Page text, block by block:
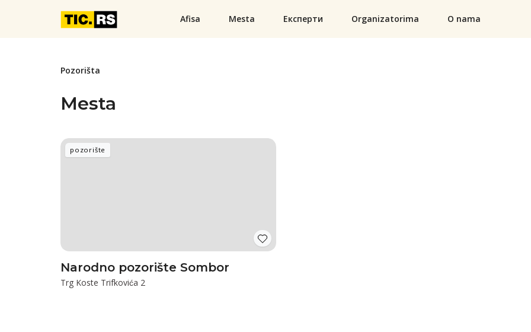
Afisa Mesta Експерти Organizatorima O nama
Pozorišta
Mesta
pozorište
Narodno pozorište Sombor
Trg Koste Trifkovića 2